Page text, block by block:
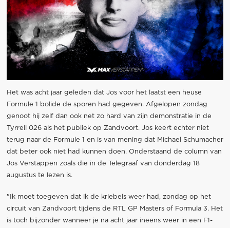
Het was acht jaar geleden dat Jos voor het laatst een heuse
Formule 1 bolide de sporen had gegeven. Afgelopen zondag
genoot hij zelf dan ook net zo hard van zijn demonstratie in de
Tyrrell 026 als het publiek op Zandvoort. Jos keert echter niet
terug naar de Formule 1 en is van mening dat Michael Schumacher
dat beter ook niet had kunnen doen. Onderstaand de column van
Jos Verstappen zoals die in de Telegraaf van donderdag 18
augustus te lezen is.
"Ik moet toegeven dat ik de kriebels weer had, zondag op het
circuit van Zandvoort tijdens de RTL GP Masters of Formula 3. Het
is toch bijzonder wanneer je na acht jaar ineens weer in een F1-